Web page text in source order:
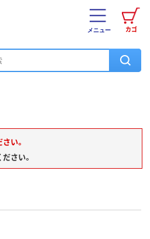
カゴ
メニュー
い。
さい。